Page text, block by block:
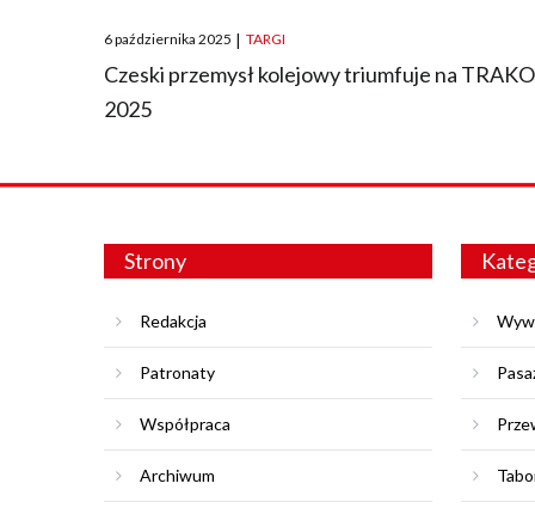
Posted
on
6 października 2025 | TARGI
Czeski przemysł kolejowy triumfuje na TRAKO
2025
Strony
Redakcja
Patronaty
Współpraca
Archiwum